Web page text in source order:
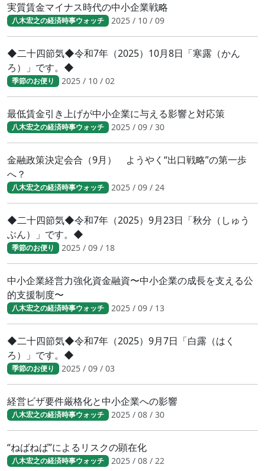
実質賃金マイナス時代の中小企業戦略
八木宏之の経済時事ウォッチ 2025 / 10 / 09
◆二十四節気◆令和7年（2025）10月8日「寒露（かん
ろ）」です。◆
季節のお便り 2025 / 10 / 02
最低賃金引き上げが中小企業に与える影響と対応策
八木宏之の経済時事ウォッチ 2025 / 09 / 30
金融政策決定会合（9月） ようやく“出口戦略”の第一歩
へ？
八木宏之の経済時事ウォッチ 2025 / 09 / 24
◆二十四節気◆令和7年（2025）9月23日「秋分（しゅう
ぶん）」です。◆
季節のお便り 2025 / 09 / 18
中小企業経営力強化資金融資〜中小企業の成長を支える公
的支援制度〜
八木宏之の経済時事ウォッチ 2025 / 09 / 13
◆二十四節気◆令和7年（2025）9月7日「白露（はく
ろ）」です。◆
季節のお便り 2025 / 09 / 03
経営ビザ要件厳格化と中小企業への影響
八木宏之の経済時事ウォッチ 2025 / 08 / 30
“ねばねば”によるリスクの顕在化
八木宏之の経済時事ウォッチ 2025 / 08 / 22